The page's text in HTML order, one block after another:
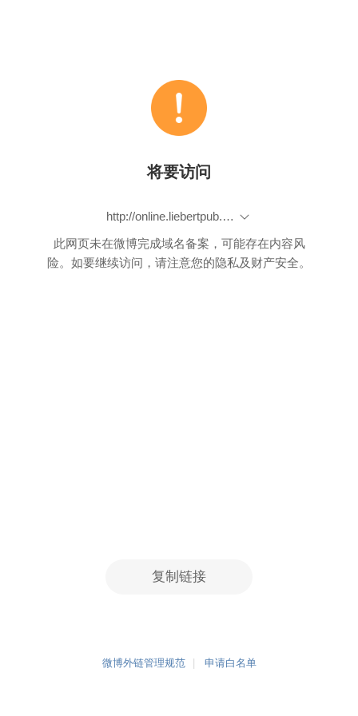
将要访问
http://online.liebertpub.com/action/cookieAbsent
此网页未在微博完成域名备案，可能存在内容风
险。如要继续访问，请注意您的隐私及财产安全。
复制链接
微博外链管理规范 申请白名单